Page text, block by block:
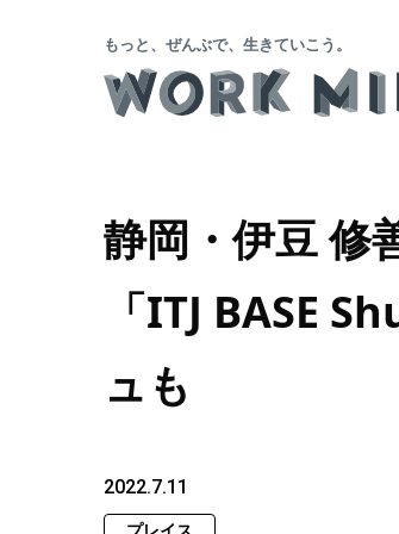
もっと、ぜんぶで、生きていこう。
静岡・伊豆 修
「ITJ BASE
ュも
2022.7.11
プレイス